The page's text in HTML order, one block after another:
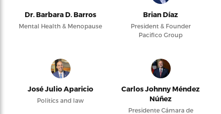
Dr. Barbara D. Barros
Mental Health & Menopause
Brian Díaz
President & Founder
Pacifico Group
José Julio Aparicio
Politics and law
Carlos Johnny Méndez
Núñez
Presidente Cámara de